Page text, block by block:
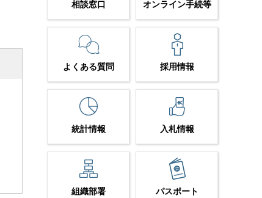
相談窓口 オンライン手続等
よくある質問 採用情報
統計情報 入札情報
組織部署 パスポート